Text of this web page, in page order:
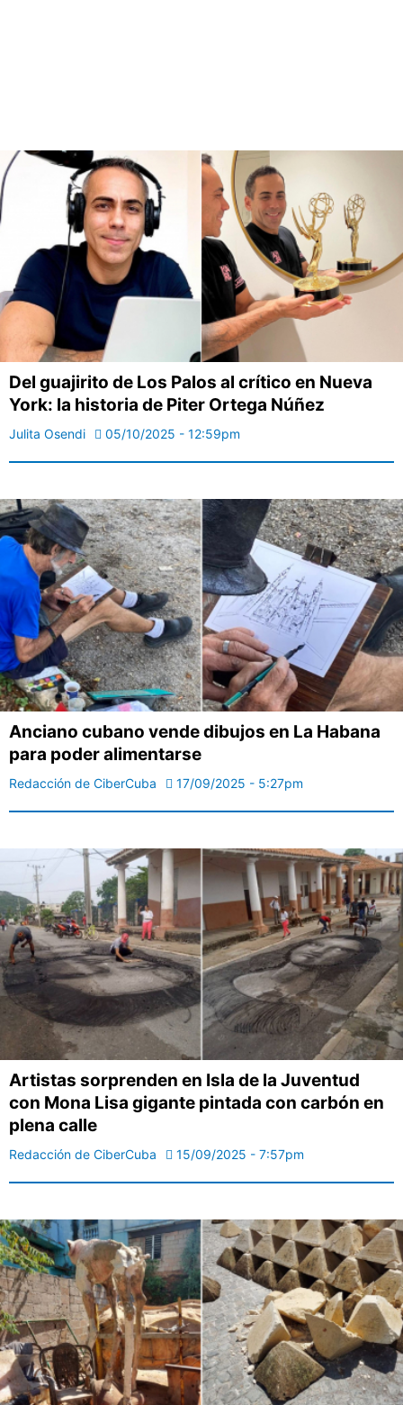
Del guajirito de Los Palos al crítico en Nueva
York: la historia de Piter Ortega Núñez
Julita Osendi 05/10/2025 - 12:59pm
Anciano cubano vende dibujos en La Habana
para poder alimentarse
Redacción de CiberCuba 17/09/2025 - 5:27pm
Artistas sorprenden en Isla de la Juventud
con Mona Lisa gigante pintada con carbón en
plena calle
Redacción de CiberCuba 15/09/2025 - 7:57pm